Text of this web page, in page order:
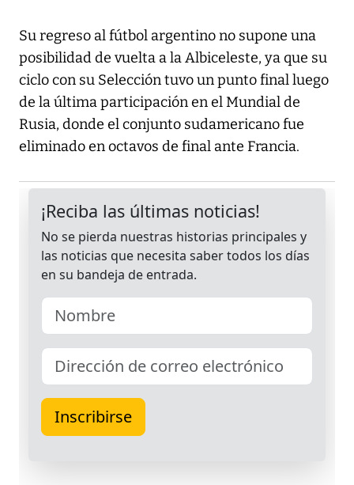
Su regreso al fútbol argentino no supone una
posibilidad de vuelta a la Albiceleste, ya que su
ciclo con su Selección tuvo un punto final luego
de la última participación en el Mundial de
Rusia, donde el conjunto sudamericano fue
eliminado en octavos de final ante Francia.